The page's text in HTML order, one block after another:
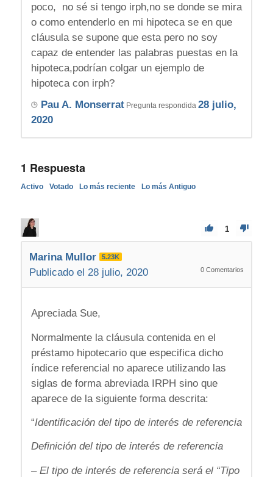
poco, no sé si tengo irph,no se donde se mira
o como entenderlo en mi hipoteca se en que
cláusula se supone que esta pero no soy
capaz de entender las palabras puestas en la
hipoteca,podrían colgar un ejemplo de
hipoteca con irph?
Pau A. MonserratPregunta respondida 28 julio,
2020
1 Respuesta
Activo Votado Lo más reciente Lo más Antiguo
1
Marina Mullor 5.23K
Publicado el 28 julio, 2020 0 Comentarios
Apreciada Sue,
Normalmente la cláusula contenida en el
préstamo hipotecario que especifica dicho
índice referencial no aparece utilizando las
siglas de forma abreviada IRPH sino que
aparece de la siguiente forma descrita:
“Identificación del tipo de interés de referencia
Definición del tipo de interés de referencia
– El tipo de interés de referencia será el “Tipo